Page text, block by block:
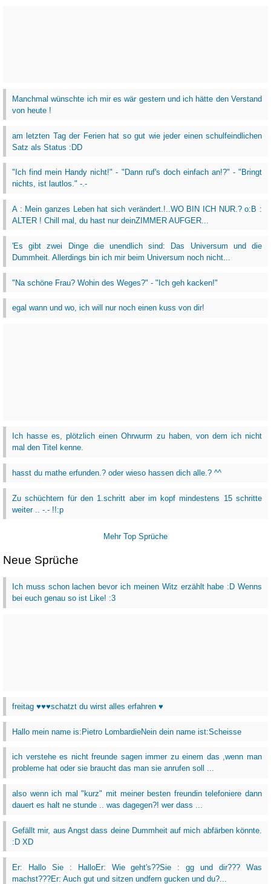
Manchmal wünschte ich mir es wär gestern und ich hätte den Verstand
von heute !
am letzten Tag der Ferien hat so gut wie jeder einen schulfeindlichen
Satz als Status :DD
"Ich find mein Handy nicht!" - "Dann ruf's doch einfach an!?" - "Bringt
nichts, ist lautlos." -.-
A : Mein ganzes Leben hat sich verändert.!..WO BIN ICH NUR.? o:B :
ALTER ! Chill mal, du hast nur deinZIMMER AUFGER...
'Es gibt zwei Dinge die unendlich sind: Das Universum und die
Dummheit. Allerdings bin ich mir beim Universum noch nicht...
"Na schöne Frau? Wohin des Weges?" - "Ich geh kacken!"
egal wann und wo, ich will nur noch einen kuss von dir!
Ich hasse es, plötzlich einen Ohrwurm zu haben, von dem ich nicht
mal den Titel kenne.
hasst du mathe erfunden.? oder wieso hassen dich alle.? ^^
Zu schüchtern für den 1.schritt aber im kopf mindestens 15 schritte
weiter .. -.- !!:p
Mehr Top Sprüche
Neue Sprüche
Ich muss schon lachen bevor ich meinen Witz erzählt habe :D Wenns
bei euch genau so ist Like! :3
freitag ♥♥♥schatzt du wirst alles erfahren ♥
Hallo mein name is:Pietro LombardieNein dein name ist:Scheisse
ich verstehe es nicht freunde sagen immer zu einem das ,wenn man
probleme hat oder sie braucht das man sie anrufen soll ...
also wenn ich mal "kurz" mit meiner besten freundin telefoniere dann
dauert es halt ne stunde .. was dagegen?! wer dass ...
Gefällt mir, aus Angst dass deine Dummheit auf mich abfärben könnte.
:D XD
Er: Hallo Sie : HalloEr: Wie geht's??Sie : gg und dir??? Was
machst???Er: Auch gut und sitzen undfern gucken und du?...